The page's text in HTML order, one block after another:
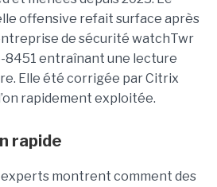
offensive refait surface après
de sécurité watchTwr
8451 entraînant une lecture
Elle été corrigée par Citrix
rapidement exploitée.
rapide
experts montrent comment des